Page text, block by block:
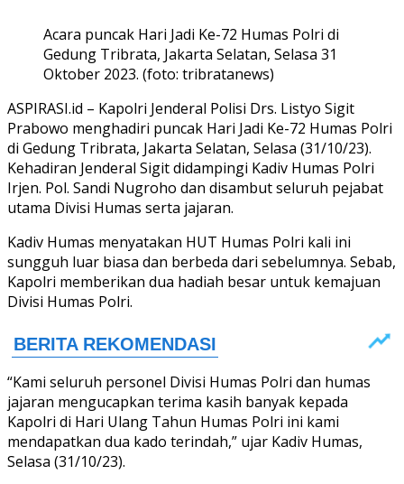
Acara puncak Hari Jadi Ke-72 Humas Polri di
Gedung Tribrata, Jakarta Selatan, Selasa 31
Oktober 2023. (foto: tribratanews)
ASPIRASI.id – Kapolri Jenderal Polisi Drs. Listyo Sigit
Prabowo menghadiri puncak Hari Jadi Ke-72 Humas Polri
di Gedung Tribrata, Jakarta Selatan, Selasa (31/10/23).
Kehadiran Jenderal Sigit didampingi Kadiv Humas Polri
Irjen. Pol. Sandi Nugroho dan disambut seluruh pejabat
utama Divisi Humas serta jajaran.
Kadiv Humas menyatakan HUT Humas Polri kali ini
sungguh luar biasa dan berbeda dari sebelumnya. Sebab,
Kapolri memberikan dua hadiah besar untuk kemajuan
Divisi Humas Polri.
“Kami seluruh personel Divisi Humas Polri dan humas
jajaran mengucapkan terima kasih banyak kepada
Kapolri di Hari Ulang Tahun Humas Polri ini kami
mendapatkan dua kado terindah,” ujar Kadiv Humas,
Selasa (31/10/23).